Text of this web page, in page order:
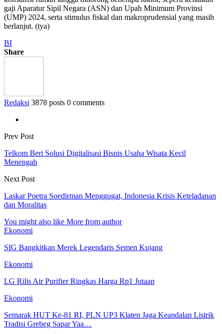
gaji Aparatur Sipil Negara (ASN) dan Upah Minimum Provinsi
(UMP) 2024, serta stimulus fiskal dan makroprudensial yang masih
berlanjut. (tya)
BI
Share
Redaksi 3878 posts 0 comments
Prev Post
Telkom Beri Solusi Digitalisasi Bisnis Usaha Wisata Kecil
Menengah
Next Post
Laskar Poetra Soedirman Menggugat, Indonesia Krisis Keteladanan
dan Moralitas
You might also like More from author
Ekonomi
SIG Bangkitkan Merek Legendaris Semen Kujang
Ekonomi
LG Rilis Air Purifier Ringkas Harga Rp1 Jutaan
Ekonomi
Semarak HUT Ke-81 RI, PLN UP3 Klaten Jaga Keandalan Listrik
Tradisi Grebeg Sapar Yaa…